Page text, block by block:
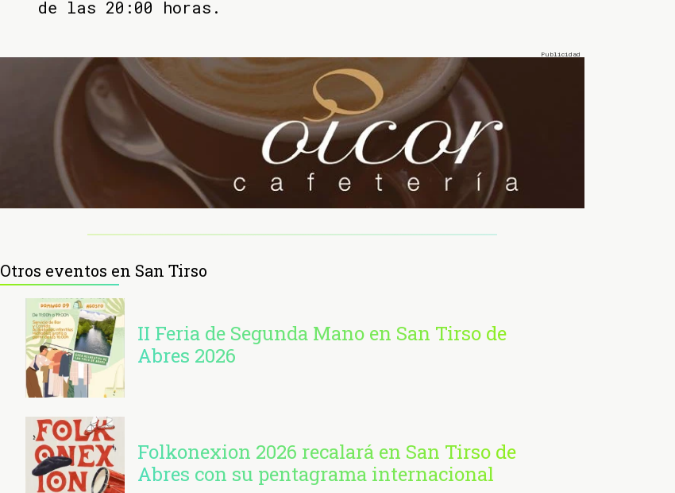
de las 20:00 horas.
Otros eventos en San Tirso
II Feria de Segunda Mano en San Tirso de
Abres 2026
Folkonexion 2026 recalará en San Tirso de
Abres con su pentagrama internacional